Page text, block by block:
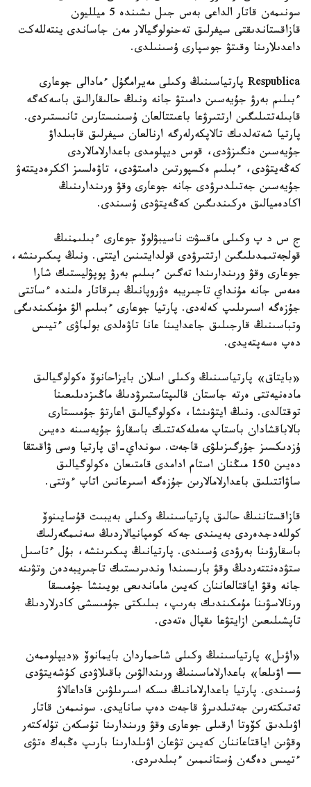
سونىمەن قاتار الداعى بەس جىل ىشىندە 5 ميلليون
قازاقستاندىقتى سيفرلىق تەحنولوگيالار مەن جاساندى ينتەللەكت
داعدىلارىنا وقىتۋ جوسپارى ۇسىنىلدى.
Respublica پارتياسىنىڭ وكىلى مەيرامگۇل ءمادالى جوعارى
ءبىلىم بەرۋ جۇيەسىن دامىتۋ جانە ونىڭ حالىقارالىق باسەكەگە
قابىلەتتىلىگىن ارتتىرۋعا باعىتتالعان ۇسىنىستارىن تانىستىردى.
پارتيا شەتەلدىك تالاپكەرلەرگە ارنالعان سيفرلىق قابىلداۋ
جۇيەسىن ەنگىزۋدى، قوس ديپلومدى باعدارلامالاردى
كەڭەيتۋدى، ءبىلىم ەكسپورتىن دامىتۋدى، تاۋەلسىز اككرەديتتەۋ
جۇيەسىن جەتىلدىرۋدى جانە جوعارى وقۋ ورىندارىنىڭ
اكادەميالىق ەركىندىگىن كەڭەيتۋدى ۇسىندى.
ج س د پ وكىلى ماقسۋت ناسيبۋلوۆ جوعارى ءبىلىمنىڭ
قولجەتىمدىلىگىن ارتتىرۋدى قولدايتىنىن ايتتى. ونىڭ پىكىرىنشە،
جوعارى وقۋ ورىندارىندا تەگىن ءبىلىم بەرۋ پوپۋليستىك شارا
ەمەس جانە مۇنداي تاجىريبە ەۋروپانىڭ بىرقاتار ەلىندە ءساتتى
جۇزەگە اسىرىلىپ كەلەدى. پارتيا جوعارى ءبىلىم الۋ مۇمكىندىگى
وتباسىنىڭ قارجىلىق جاعدايىنا عانا تاۋەلدى بولماۋى ءتيىس
دەپ ەسەپتەيدى.
«بايتاق» پارتياسىنىڭ وكىلى اسلان بايزاحانوۆ ەكولوگيالىق
مادەنيەتتى ەرتە جاستان قالىپتاستىرۋدىڭ ماڭىزدىلىعىنا
توقتالدى. ونىڭ ايتۋىنشا، ەكولوگيالىق اعارتۋ جۇمىستارى
بالاباقشادان باستاپ مەملەكەتتىك باسقارۋ جۇيەسىنە دەيىن
ۇزدىكسىز جۇرگىزىلۋى قاجەت. سونداي-اق پارتيا وسى ۋاقىتقا
دەيىن 150 مىڭنان استام ادامدى قامتىعان ەكولوگيالىق
ساۋاتتىلىق باعدارلامالارىن جۇزەگە اسىرعانىن اتاپ ءوتتى.
قازاقستاننىڭ حالىق پارتياسىنىڭ وكىلى بەيبىت قۇسايىنوۆ
كوللەدجدەردى بەيىندى جەكە كومپانيالاردىڭ سەنىمگەرلىك
باسقارۋىنا بەرۋدى ۇسىندى. پارتيانىڭ پىكىرىنشە، بۇل ءتاسىل
ستۋدەنتتەردىڭ وقۋ بارىسىندا وندىرىستىك تاجىريبەدەن وتۋىنە
جانە وقۋ اياقتالعاننان كەيىن ماماندىعى بويىنشا جۇمىسقا
ورنالاسۋىنا مۇمكىندىك بەرىپ، بىلىكتى جۇمىسشى كادرلاردىڭ
تاپشىلىعىن ازايتۋعا ىقپال ەتەدى.
«اۋىل» پارتياسىنىڭ وكىلى شاحماردان بايمانوۆ «ديپلوممەن
— اۋىلعا» باعدارلاماسىنىڭ ورىندالۋىن باقىلاۋدى كۇشەيتۋدى
ۇسىندى. پارتيا باعدارلامانىڭ ىسكە اسىرىلۋىن قاداعالاۋ
تەتىكتەرىن جەتىلدىرۋ قاجەت دەپ سانايدى. سونىمەن قاتار
اۋىلدىق كۆوتا ارقىلى جوعارى وقۋ ورىندارىنا تۇسكەن تۇلەكتەر
وقۋىن اياقتاعاننان كەيىن تۋعان اۋىلدارىنا بارىپ ەڭبەك ەتۋى
ءتيىس دەگەن ۇستانىمىن ءبىلدىردى.